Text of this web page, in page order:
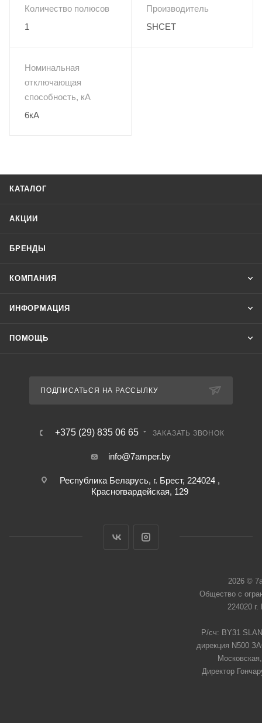
Количество полюсов
1
Производитель
SHCET
Номинальная
отключающая
способность, кА
6кА
КАТАЛОГ
АКЦИИ
БРЕНДЫ
КОМПАНИЯ
ИНФОРМАЦИЯ
ПОМОЩЬ
ПОДПИСАТЬСЯ НА РАССЫЛКУ
+375 (29) 835 06 65 ЗАКАЗАТЬ ЗВОНОК
info@7amper.by
Республика Беларусь, г. Брест, 224024 ,
Красногвардейская, 129
2026 ©
Общество с
224020
Р/сч: BY31
дирекция N500
Директор